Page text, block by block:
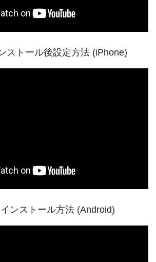
ストール後設定方法 (iPhone)
ンストール方法 (Android)